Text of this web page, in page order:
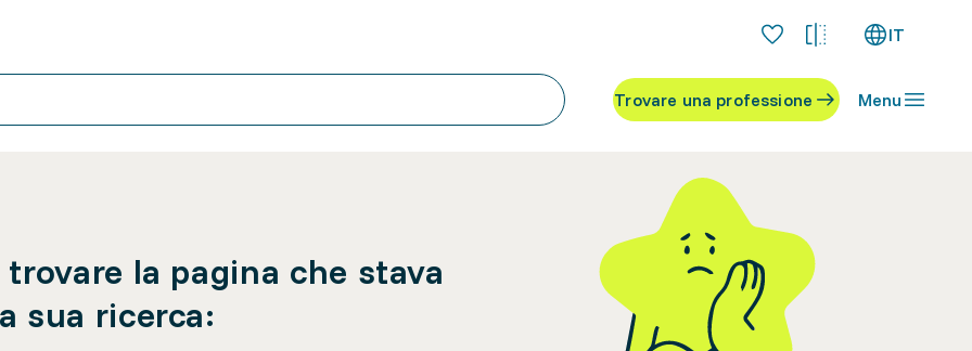
IT
Trovare una professione Menu
la pagina che stava
sua ricerca: